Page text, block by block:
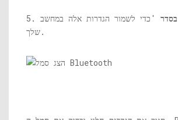
בסדר 'כדי לשמור הגדרות אלה במחשב
שלך.